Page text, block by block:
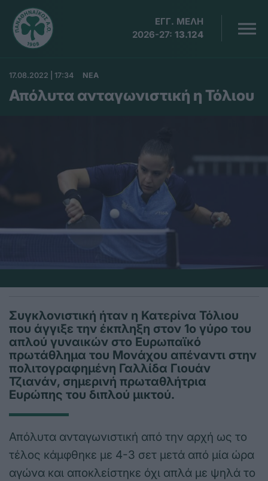
ΕΓΓ. ΜΕΛΗ
2026-27: 13.124
17.08.2022 | 17:34 ΝΕΑ
Απόλυτα ανταγωνιστική η Τόλιου
Συγκλονιστική ήταν η Κατερίνα Τόλιου
που άγγιξε την έκπληξη στον 1ο γύρο του
απλού γυναικών στο Ευρωπαϊκό
πρωτάθλημα του Μονάχου απέναντι στην
πολιτογραφημένη Γαλλίδα Γιουάν
Τζιανάν, σημερινή πρωταθλήτρια
Ευρώπης του διπλού μικτού.
Απόλυτα ανταγωνιστική από την αρχή ως το
τέλος κάμφθηκε με 4-3 σετ μετά από μία ώρα
αγώνα και αποκλείστηκε όχι απλά με ψηλά το